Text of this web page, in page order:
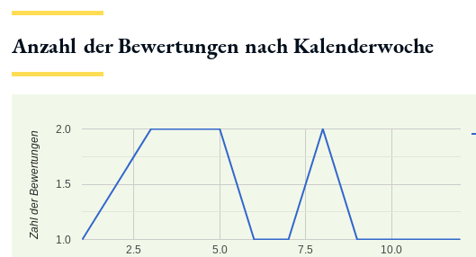
Anzahl der Bewertungen nach Kalenderwoche
2.5 5.0 7.5 10.0
1.0
1.5
2.0
Zahl der Bewertungen